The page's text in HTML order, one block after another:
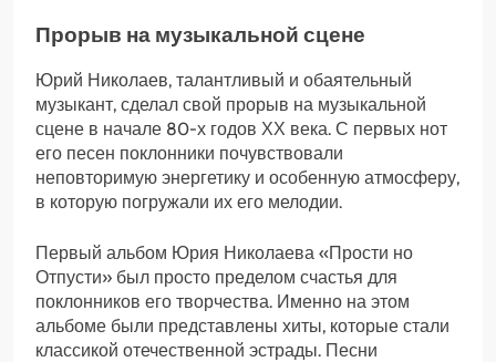
Прорыв на музыкальной сцене
Юрий Николаев, талантливый и обаятельный
музыкант, сделал свой прорыв на музыкальной
сцене в начале 80-х годов ХХ века. С первых нот
его песен поклонники почувствовали
неповторимую энергетику и особенную атмосферу,
в которую погружали их его мелодии.
Первый альбом Юрия Николаева «Прости но
Отпусти» был просто пределом счастья для
поклонников его творчества. Именно на этом
альбоме были представлены хиты, которые стали
классикой отечественной эстрады. Песни